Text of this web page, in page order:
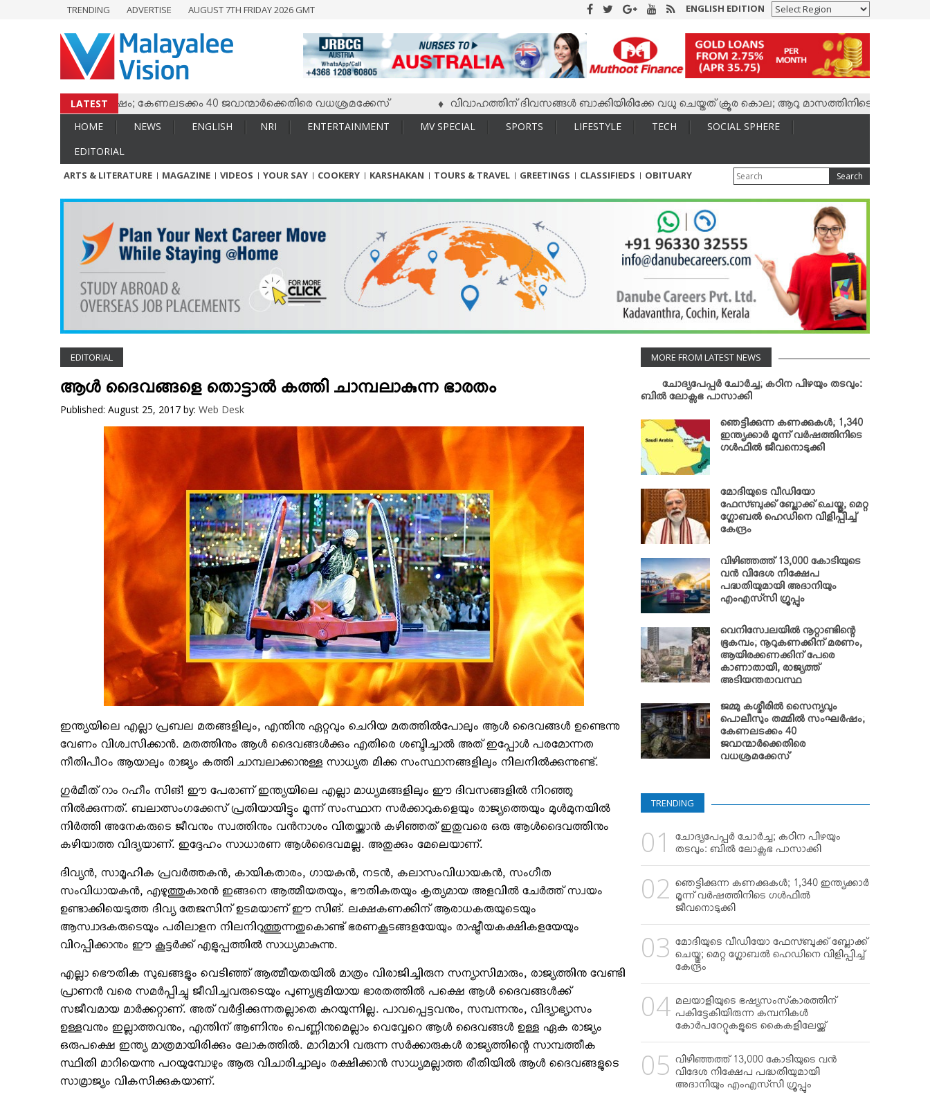
ENTERTAINMENT
TECH & AUTO
ARTS & LITERATURE
TRENDING ADVERTISE AUGUST 7TH FRIDAY 2026 GMT ENGLISH EDITION
LATEST
സംഘര്‍ഷം; കേണലടക്കം 40 ജവാന്മാര്‍ക്കെതിരെ വധശ്രമക്കേസ് വിവാഹത്തിന് ദിവസങ്ങള്‍ ബാക്കിയിരിക്കേ വധു ചെയ്തത് ക്രൂര കൊല; ആറു മാസത്തിനിടെ കാമുകനുമായി
HOME NEWS ENGLISH NRI ENTERTAINMENT MV SPECIAL SPORTS LIFESTYLE TECH
SOCIAL SPHERE
EDITORIAL
ARTS & LITERATURE MAGAZINE VIDEOS YOUR SAY COOKERY KARSHAKAN TOURS & TRAVEL GREETINGS CLASSIFIEDS OBITUARY Search
EDITORIAL
ആള്‍ ദൈവങ്ങളെ തൊട്ടാല്‍ കത്തി ചാമ്പലാകുന്ന ഭാരതം
Published: August 25, 2017 by: Web Desk
ഇന്ത്യയിലെ എല്ലാ പ്രബല മതങ്ങളിലും, എന്തിനു ഏറ്റവും ചെറിയ മതത്തില്‍പോലും ആള്‍ ദൈവങ്ങള്‍ ഉണ്ടെന്നു
വേണം വിശ്വസിക്കാന്‍. മതത്തിനും ആള്‍ ദൈവങ്ങള്‍ക്കും എതിരെ ശബ്ദിച്ചാല്‍ അത് ഇപ്പോള്‍ പരമോന്നത
നീതിപീഠം ആയാലും രാജ്യം കത്തി ചാമ്പലാക്കാനുള്ള സാധ്യത മിക്ക സംസ്ഥാനങ്ങളിലും നിലനില്‍ക്കുന്നുണ്ട്.
ഗുര്‍മീത് റാം റഹീം സിങ്! ഈ പേരാണ് ഇന്ത്യയിലെ എല്ലാ മാധ്യമങ്ങളിലും ഈ ദിവസങ്ങളില്‍ നിറഞ്ഞു
നില്‍ക്കുന്നത്. ബലാത്സംഗക്കേസ് പ്രതിയായിട്ടും മൂന്ന് സംസ്ഥാന സര്‍ക്കാറുകളെയും രാജ്യത്തെയും മുള്‍മുനയില്‍
നിര്‍ത്തി അനേകരുടെ ജീവനും സ്വത്തിനും വന്‍നാശം വിതയ്ക്കാന്‍ കഴിഞ്ഞത് ഇതുവരെ ഒരു ആള്‍ദൈവത്തിനും
കഴിയാത്ത വിദ്യയാണ്. ഇദ്ദേഹം സാധാരണ ആള്‍ദൈവമല്ല. അതുക്കും മേലെയാണ്.
ദിവ്യന്‍, സാമൂഹിക പ്രവര്‍ത്തകന്‍, കായികതാരം, ഗായകന്‍, നടന്‍, കലാസംവിധായകന്‍, സംഗീത
സംവിധായകന്‍, എഴുത്തുകാരന്‍ ഇങ്ങനെ ആത്മീയതയും, ഭൗതികതയും കൃത്യമായ അളവില്‍ ചേര്‍ത്ത് സ്വയം
ഉണ്ടാക്കിയെടുത്ത ദിവ്യ തേജസിന് ഉടമയാണ് ഈ സിങ്. ലക്ഷകണക്കിന് ആരാധകരുയുടെയും
ആസ്വാദകരുടെയും പരിലാളന നിലനിറുത്തുന്നതുകൊണ്ട് ഭരണകൂടങ്ങളയേയും രാഷ്ട്രീയകക്ഷികളയേയും
വിറപ്പിക്കാനും ഈ കൂട്ടര്‍ക്ക് എളുപ്പത്തില്‍ സാധ്യമാകുന്നു.
എല്ലാ ഭൌതിക സുഖങ്ങളും വെടിഞ്ഞ് ആത്മീയതയില്‍ മാത്രം വിരാജിച്ചിരുന സന്യാസിമാരും, രാജ്യത്തിനു വേണ്ടി
പ്രാണന്‍ വരെ സമര്‍പ്പിച്ചു ജീവിച്ചവരുടെയും പുണ്യഭൂമിയായ ഭാരതത്തില്‍ പക്ഷെ ആള്‍ ദൈവങ്ങള്‍ക്ക്
സജീവമായ മാര്‍ക്കറ്റാണ്. അത് വര്‍ദ്ദിക്കുന്നതല്ലാതെ കുറയുന്നില്ല. പാവപ്പെട്ടവനും, സമ്പന്നനും, വിദ്യാഭ്യാസം
ഉള്ളവനും ഇല്ലാത്തവനും, എന്തിന് ആണിനും പെണ്ണിനുമെല്ലാം വെവ്വേറെ ആള്‍ ദൈവങ്ങള്‍ ഉള്ള ഏക രാജ്യം
ഒരുപക്ഷെ ഇന്ത്യ മാത്രമായിരിക്കും ലോകത്തില്‍. മാറിമാറി വരുന്ന സര്‍ക്കാരുകള്‍ രാജ്യത്തിന്റെ സാമ്പത്തീക
സ്ഥിതി മാറിയെന്നു പറയുമ്പോഴും ആരു വിചാരിച്ചാലും രക്ഷിക്കാന്‍ സാധ്യമല്ലാത്ത രീതിയില്‍ ആള്‍ ദൈവങ്ങളുടെ
സാമ്രാജ്യം വികസിക്കുകയാണ്.
MORE FROM LATEST NEWS
ചോദ്യപേപ്പര്‍ ചോര്‍ച്ച; കഠിന പിഴയും തടവും:
ബില്‍ ലോക്സഭ പാസാക്കി
ഞെട്ടിക്കുന്ന കണക്കുകള്‍; 1,340
ഇന്ത്യക്കാര്‍ മൂന്ന് വര്‍ഷത്തിനിടെ
ഗള്‍ഫില്‍ ജീവനൊടുക്കി
മോദിയുടെ വീഡിയോ
ഫേസ്ബുക്ക് ബ്ലോക്ക് ചെയ്തു; മെറ്റ
ഗ്ലോബല്‍ ഹെഡിനെ വിളിപ്പിച്ച്
കേന്ദ്രം
വിഴിഞ്ഞത്ത് 13,000 കോടിയുടെ
വന്‍ വിദേശ നിക്ഷേപ
പദ്ധതിയുമായി അദാനിയും
എംഎസ്‌സി ഗ്രൂപ്പും
വെനിസ്വേലയില്‍ നൂറ്റാണ്ടിന്റെ
ഭൂകമ്പം; നൂറുകണക്കിന് മരണം,
ആയിരക്കണക്കിന് പേരെ
കാണാതായി, രാജ്യത്ത്
അടിയന്തരാവസ്ഥ
ജമ്മു കശ്മീരില്‍ സൈന്യവും
പൊലീസും തമ്മില്‍ സംഘര്‍ഷം;
കേണലടക്കം 40
ജവാന്മാര്‍ക്കെതിരെ
വധശ്രമക്കേസ്
TRENDING
ചോദ്യപേപ്പര്‍ ചോര്‍ച്ച; കഠിന പിഴയും
തടവും: ബില്‍ ലോക്സഭ പാസാക്കി
ഞെട്ടിക്കുന്ന കണക്കുകള്‍; 1,340 ഇന്ത്യക്കാര്‍
മൂന്ന് വര്‍ഷത്തിനിടെ ഗള്‍ഫില്‍
ജീവനൊടുക്കി
മോദിയുടെ വീഡിയോ ഫേസ്ബുക്ക് ബ്ലോക്ക്
ചെയ്തു; മെറ്റ ഗ്ലോബല്‍ ഹെഡിനെ വിളിപ്പിച്ച്
കേന്ദ്രം
മലയാളിയുടെ ഭഷ്യസംസ്‌കാരത്തിന്
പകിട്ടേകിയിരുന്ന കമ്പനികള്‍
കോര്‍പറേറ്റുകളുടെ കൈകളിലേയ്ക്ക്
വിഴിഞ്ഞത്ത് 13,000 കോടിയുടെ വന്‍
വിദേശ നിക്ഷേപ പദ്ധതിയുമായി
അദാനിയും എംഎസ്‌സി ഗ്രൂപ്പും